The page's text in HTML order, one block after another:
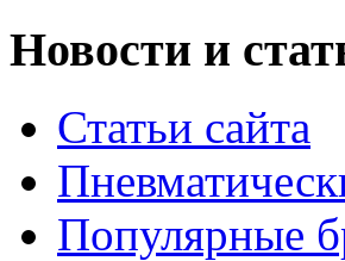
Новости и
Статьи сайта
Популярные